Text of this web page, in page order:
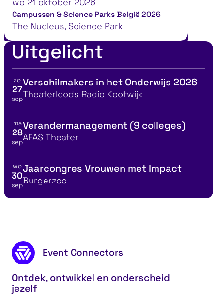
Campussen & Science Parks België 2026
wo 21 oktober 2026
The Nucleus, Science Park
Uitgelicht
Bekijk details voor
zo
27
sep
Verschilmakers in het Onderwijs 2026
Locatie
Theaterloods Radio Kootwijk
Bekijk details voor
ma
28
sep
Verandermanagement (9 colleges)
Locatie
AFAS Theater
Bekijk details voor
wo
30
sep
Jaarcongres Vrouwen met Impact
Locatie
Burgerzoo
Footer content
Event Connectors
Ontdek, ontwikkel en onderscheid
jezelf